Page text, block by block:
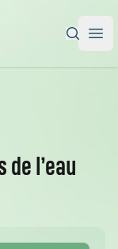
féministe
de l’eau